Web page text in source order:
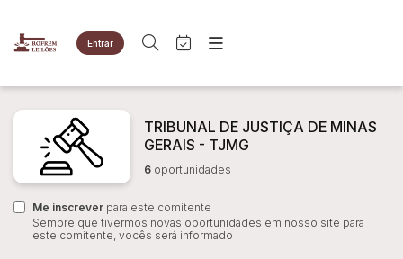
Entrar
Criar conta Entrar
Site
Agenda
Quem Somos
Contato
Busca por categoria
Imóveis
Busca por palavra-chave
Categoria Subcategoria
Estados Cidade
Quem Somos
Eventos
TRIBUNAL DE JUSTIÇA DE MINAS
GERAIS - TJMG
6 oportunidades
Me inscrever para este comitente
Sempre que tivermos novas oportunidades em nosso site para
este comitente, vocês será informado